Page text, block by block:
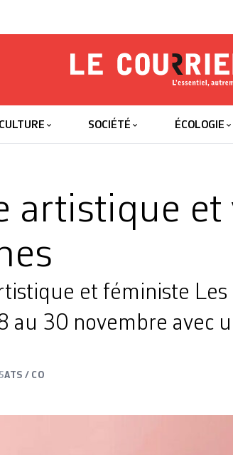
Le
CULTURE SOCIÉTÉ ÉCOLOGIE
artistique et
et ­féministe Les
au 30 novembre avec
ATS / CO